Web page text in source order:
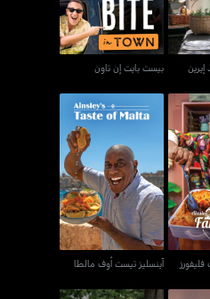
بيست بايت إن تاون
فليفورز آينسليز تيست أوف مالطا
آينسليز تيست أوف مالطا